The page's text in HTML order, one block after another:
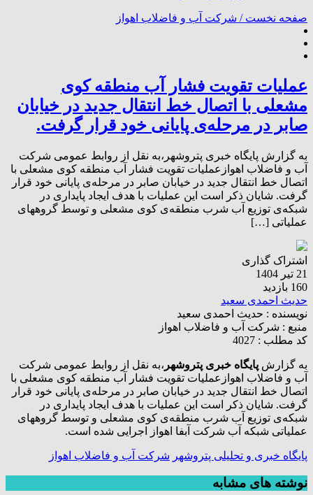
صفحه نخست / شرکت آب و فاضلاب اهواز
عملیات تقویت فشار آب منطقه کوی
مشعلی با اتصال خط انتقال جدید در خیابان
صابر در مرحله‌ی پایانی خود قرار گرفت.
به گزارش پایگاه خبری پتروشهر،به نقل از روابط عمومی شرکت
آب و فاضلاب اهوازعملیات تقویت فشار آب منطقه کوی مشعلی با
اتصال خط انتقال جدید در خیابان صابر در مرحله‌ی پایانی خود قرار
گرفت. شایان ذکر است این عملیات با هدف ایجاد پایداری در
شبکه‌ی توزیع آب شرب منطقه‌ی کوی مشعلی و توسط گروههای
عملیاتی […]
اشتراک گذاری
21 تیر 1404
160 بازدید
حدیث احمدی سعید
نویسنده : حدیث احمدی سعید
منبع : شرکت آب و فاضلاب اهواز
کد مطلب : 4027
به گزارش پایگاه خبری پتروشهر ،به نقل از روابط عمومی شرکت
آب و فاضلاب اهوازعملیات تقویت فشار آب منطقه کوی مشعلی با
اتصال خط انتقال جدید در خیابان صابر در مرحله‌ی پایانی خود قرار
گرفت. شایان ذکر است این عملیات با هدف ایجاد پایداری در
شبکه‌ی توزیع آب شرب منطقه‌ی کوی مشعلی و توسط گروههای
عملیاتی شبکه آب شرکت آبفا اهواز اجرایی شده است.
پایگاه خبری و تحلیلی پتروشهر شرکت آب و فاضلاب اهواز
نوشته های مشابه